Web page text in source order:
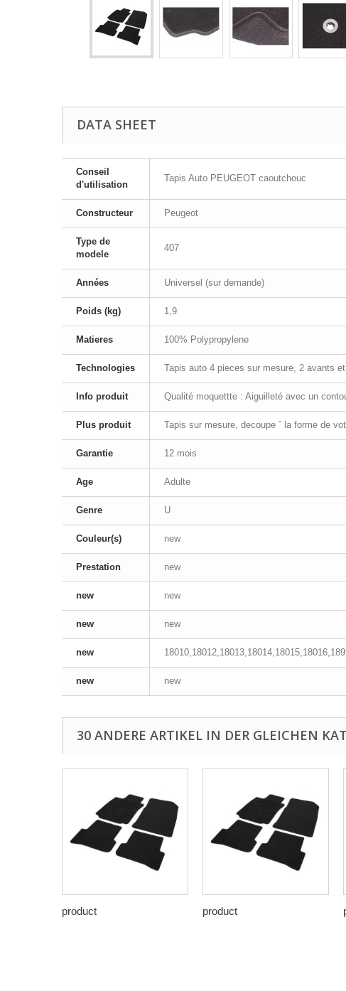
DATA SHEET
Conseil
d'utilisation
Tapis Auto PEUGEOT caoutchouc
Constructeur Peugeot
Type de
modele
407
Années Universel (sur demande)
Poids (kg) 1,9
Matieres 100% Polypropylene
Technologies Tapis auto 4 pieces sur mesure, 2 avants
Info produit Qualité moquettte : Aiguilleté avec un
Plus produit Tapis sur mesure, decoupe ˆ la forme de
Garantie 12 mois
Age Adulte
Genre U
Couleur(s) new
Prestation new
new new
new new
new
new new
30 ANDERE ARTIKEL IN DER GLEICHEN
product product